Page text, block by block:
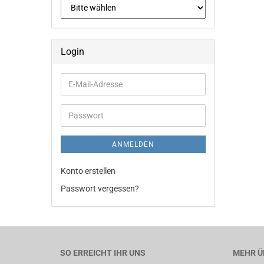
Login
E-
Mail-
Adresse
Passwort
ANMELDEN
Konto erstellen
Passwort vergessen?
MEHR
SO ERREICHT IHR UNS